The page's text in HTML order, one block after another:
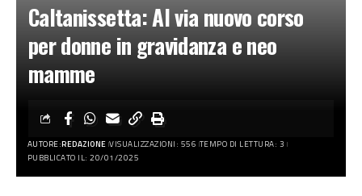
Caltanissetta: Al via nuovo corso
per donne in gravidanza e neo
mamme
AUTORE:REDAZIONE VISUALIZZAZIONI: 556 TEMPO DI LETTURA: 3
PUBBLICATO IL: 20/01/2025